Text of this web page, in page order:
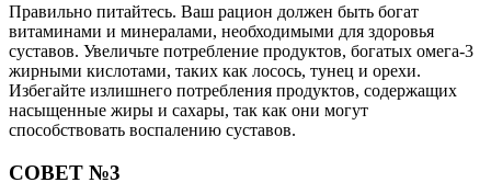
Правильно питайтесь. Ваш рацион должен быть богат
витаминами и минералами, необходимыми для здоровья
суставов. Увеличьте потребление продуктов, богатых омега-3
жирными кислотами, таких как лосось, тунец и орехи.
Избегайте излишнего потребления продуктов, содержащих
насыщенные жиры и сахары, так как они могут
способствовать воспалению суставов.
СОВЕТ №3